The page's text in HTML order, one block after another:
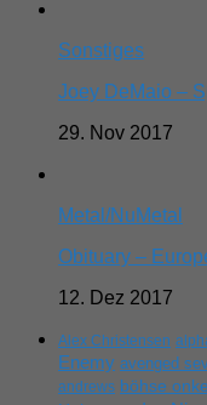
Sonstiges
Joey DeMaio –
29. Nov 2017
Metal/NuMetal
Obituary –
12. Dez 2017
Alex Christensen
Enemy avenged
andrews böhse